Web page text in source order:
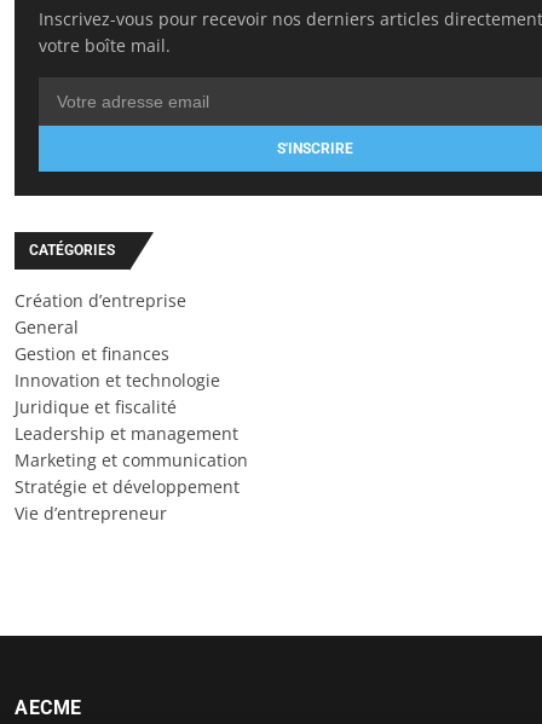
Inscrivez-vous pour recevoir nos derniers articles
votre boîte mail.
S'INSCRIRE
CATÉGORIES
Création d’entreprise
General
Gestion et finances
Innovation et technologie
Juridique et fiscalité
Leadership et management
Marketing et communication
Stratégie et développement
Vie d’entrepreneur
AECME